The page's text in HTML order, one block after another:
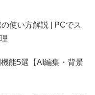
使い方解説 | PCでス
能5選【AI編集・背景